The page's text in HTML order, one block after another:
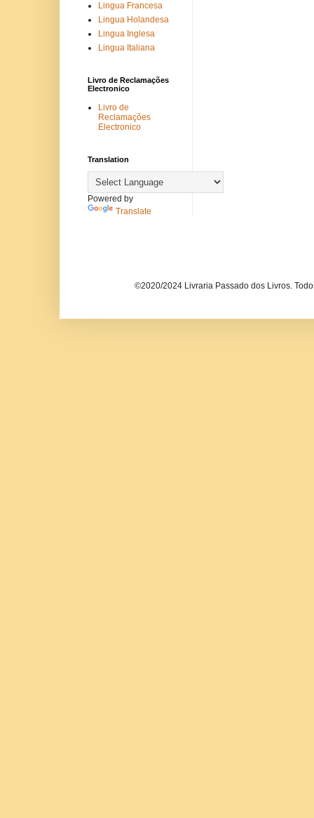
Lingua Francesa
Lingua Holandesa
Lingua Inglesa
Lingua Italiana
Livro de Reclamações
Electronico
Livro de
Reclamações
Electronico
Translation
Powered by
Translate
©2020/2024 Livraria Passado dos Livros.